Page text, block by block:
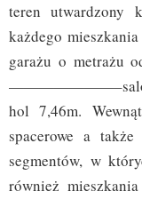
teren utwardzony
każdego
garażu o metrażu
———————–salon z
hol 7,46m.
spacerowe a
segmentów, w
również